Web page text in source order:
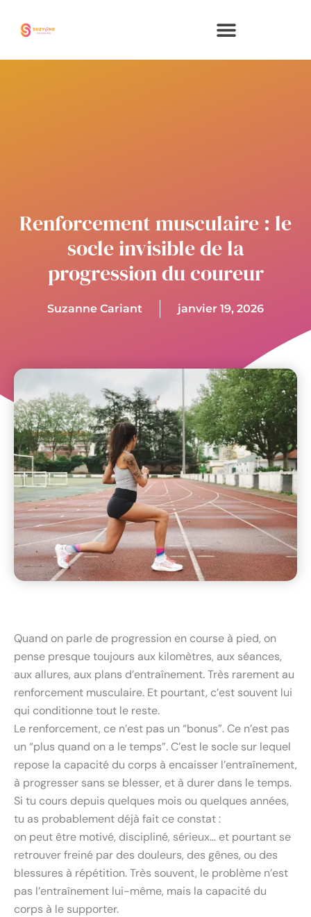
Renforcement musculaire : le
socle invisible de la
progression du coureur
Suzanne Cariant janvier 19, 2026
Quand on parle de progression en course à pied, on
pense presque toujours aux kilomètres, aux séances,
aux allures, aux plans d’entraînement. Très rarement au
renforcement musculaire. Et pourtant, c’est souvent lui
qui conditionne tout le reste.
Le renforcement, ce n’est pas un “bonus”. Ce n’est pas
un “plus quand on a le temps”. C’est le socle sur lequel
repose la capacité du corps à encaisser l’entraînement,
à progresser sans se blesser, et à durer dans le temps.
Si tu cours depuis quelques mois ou quelques années,
tu as probablement déjà fait ce constat :
on peut être motivé, discipliné, sérieux… et pourtant se
retrouver freiné par des douleurs, des gênes, ou des
blessures à répétition. Très souvent, le problème n’est
pas l’entraînement lui-même, mais la capacité du
corps à le supporter.